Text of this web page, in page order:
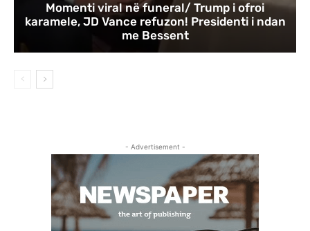
Momenti viral në funeral/ Trump i ofroi
karamele, JD Vance refuzon! Presidenti i ndan
me Bessent
- Advertisement -